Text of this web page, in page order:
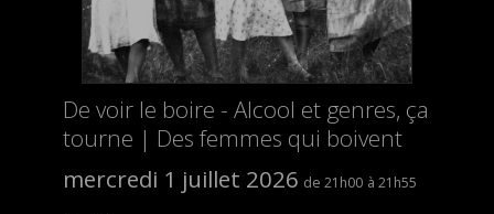
De voir le boire - Alcool et genres, ça
tourne | Des femmes qui boivent
mercredi 1 juillet 2026
21h00 21h55